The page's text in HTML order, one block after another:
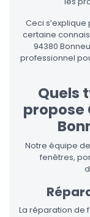
Ceci
certaine
94380
professionnel
Quels
propose
Notre équipe
fenêtres,
La réparation de